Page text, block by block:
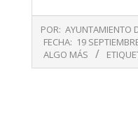
09-
POR: AYUNTAMIENTO
FECHA: 19
ALGO MÁS